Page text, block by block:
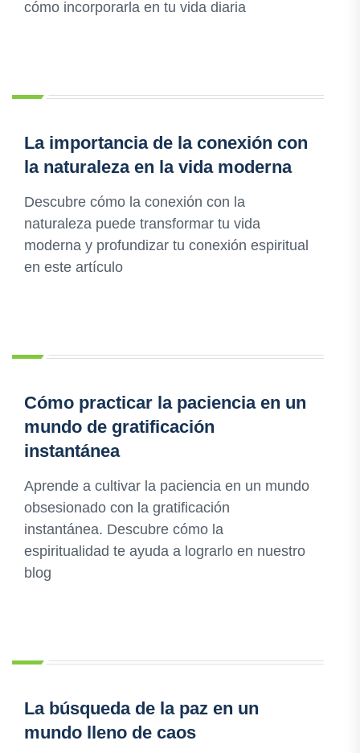
cómo incorporarla en tu vida diaria
La importancia de la conexión con
la naturaleza en la vida moderna
Descubre cómo la conexión con la
naturaleza puede transformar tu vida
moderna y profundizar tu conexión espiritual
en este artículo
Cómo practicar la paciencia en un
mundo de gratificación
instantánea
Aprende a cultivar la paciencia en un mundo
obsesionado con la gratificación
instantánea. Descubre cómo la
espiritualidad te ayuda a lograrlo en nuestro
blog
La búsqueda de la paz en un
mundo lleno de caos